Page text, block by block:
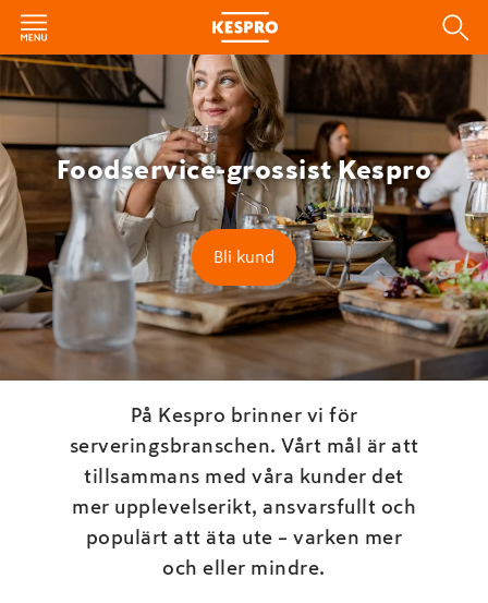
Foodservice-grossist Kespro
Bli kund
På Kespro brinner vi för
serveringsbranschen. Vårt mål är att
tillsammans med våra kunder det
mer upplevelserikt, ansvarsfullt och
populärt att äta ute – varken mer
och eller mindre.